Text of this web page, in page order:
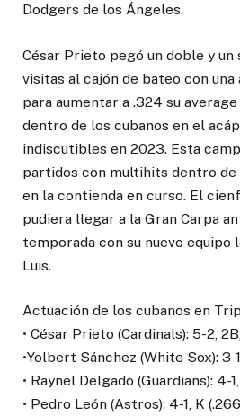
Dodgers de los Ángeles.
César Prieto pegó un doble y
visitas al cajón de bateo con una
para aumentar a .324 su
dentro de los cubanos en el
indiscutibles en 2023. Esta
partidos con multihits dentro de
en la contienda en curso. El
pudiera llegar a la Gran Carpa
temporada con su nuevo equipo
Luis.
Actuación de los cubanos en
• César Prieto (Cardinals): 5-2,
•Yolbert Sánchez (White Sox): 3-
• Raynel Delgado (Guardians): 4-
• Pedro León (Astros): 4-1, K